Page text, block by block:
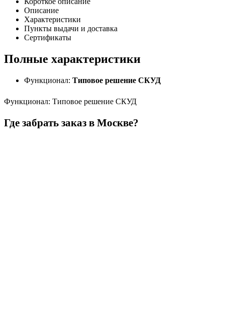
Описание
Характеристики
Пункты выдачи и доставка
Сертификаты
Полные характеристики
Функционал: Типовое решение СКУД
Функционал: Типовое решение СКУД
Где забрать заказ в Москве?